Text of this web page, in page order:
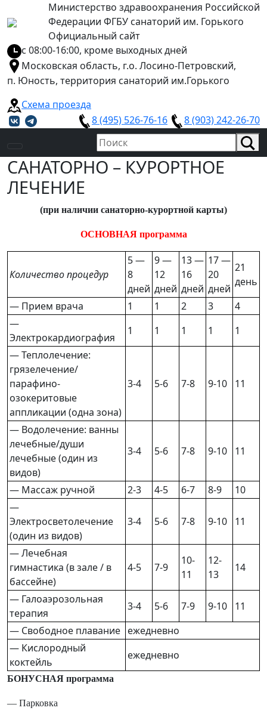
Министерство здравоохранения Российской
Федерации ФГБУ санаторий им. Горького
Официальный сайт
с 08:00-16:00, кроме выходных дней
Московская область, г.о. Лосино-Петровский,
п. Юность, территория санаторий им.Горького
Схема проезда
8 (495) 526-76-16
8 (903) 242-26-70
САНАТОРНО – КУРОРТНОЕ
ЛЕЧЕНИЕ
(при наличии санаторно-курортной карты)
ОСНОВНАЯ программа
Количество процедур
5 —
8
дней
9 —
12
дней
13 —
16
дней
17 —
20
дней
21
день
— Прием врача
1 1 2 3
4
—
Электрокардиография
1 1 1 1
1
— Теплолечение:
грязелечение/
парафино-
озокеритовые
аппликации (одна зона)
3-4 5-6 7-8 9-10 11
— Водолечение: ванны
лечебные/души
лечебные (один из
видов)
3-4 5-6 7-8 9-10 11
— Массаж ручной 2-3 4-5 6-7 8-9
10
—
Электросветолечение
(один из видов)
3-4 5-6 7-8 9-10 11
— Лечебная
гимнастика (в зале / в
бассейне)
4-5 7-9
10-
11
12-
13
14
— Галоаэрозольная
терапия
3-4 5-6 7-9 9-10
11
— Свободное плавание ежедневно
— Кислородный
коктейль
ежедневно
БОНУСНАЯ программа
— Парковка